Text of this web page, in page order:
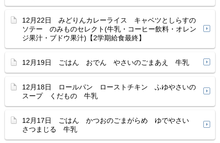
12月22日 みどりんカレーライス キャベツとしらすの
ソテー のみものセレクト(牛乳・コーヒー飲料・オレン
ジ果汁・ブドウ果汁)【2学期給食最終】
12月19日 ごはん おでん やさいのごまあえ 牛乳
12月18日 ロールパン ローストチキン ふゆやさいの
スープ くだもの 牛乳
12月17日 ごはん かつおのごまがらめ ゆでやさい
さつまじる 牛乳